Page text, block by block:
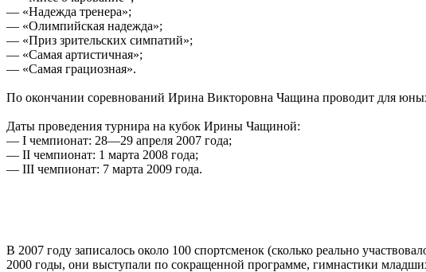
— «Надежда тренера»;
— «Олимпийская надежда»;
— «Приз зрительских симпатий»;
— «Самая артистичная»;
— «Самая грациозная».
По окончании соревнований Ирина Викторовна Чащина проводит для
Даты проведения турнира на кубок Ирины Чащиной:
— I чемпионат: 28—29 апреля 2007 года;
— II чемпионат: 1 марта 2008 года;
— III чемпионат: 7 марта 2009 года.
В 2007 году записалось около 100 спортсменок (сколько реально
2000 годы, они выступали по сокращенной программе, гимнастики